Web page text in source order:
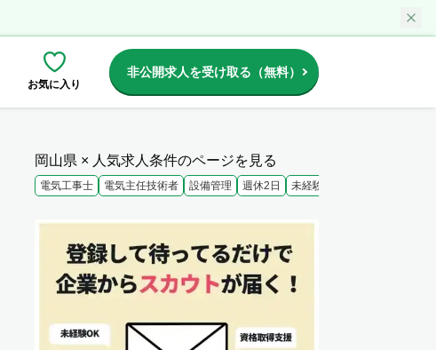
お気に入り
非公開求人を受け取る（無料）
岡山県 × 人気求人条件のページを見る
電気工事士 電気主任技術者 設備管理 週休2日 未経験歓迎